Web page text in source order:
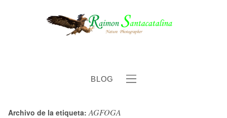
BLOG
Archivo de la etiqueta:AGFOGA